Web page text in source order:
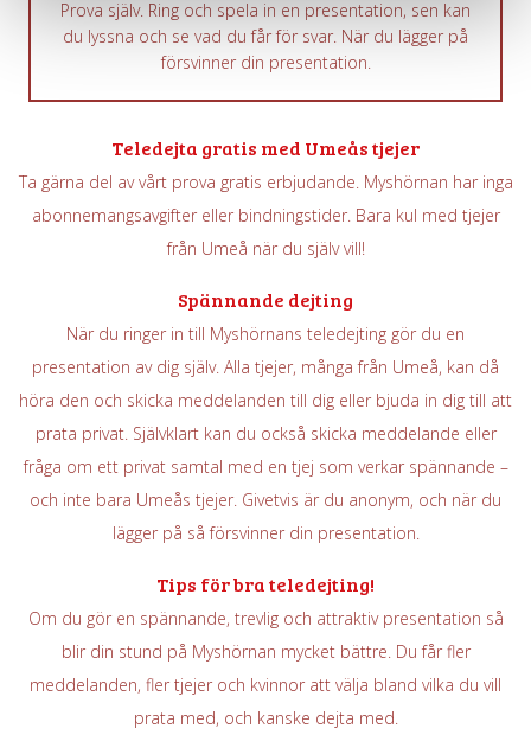
Prova själv. Ring och spela in en presentation, sen kan
du lyssna och se vad du får för svar. När du lägger på
försvinner din presentation.
Teledejta gratis med Umeås tjejer
Ta gärna del av vårt prova gratis erbjudande. Myshörnan har inga
abonnemangsavgifter eller bindningstider. Bara kul med tjejer
från Umeå när du själv vill!
Spännande dejting
När du ringer in till Myshörnans teledejting gör du en
presentation av dig själv. Alla tjejer, många från Umeå, kan då
höra den och skicka meddelanden till dig eller bjuda in dig till att
prata privat. Självklart kan du också skicka meddelande eller
fråga om ett privat samtal med en tjej som verkar spännande –
och inte bara Umeås tjejer. Givetvis är du anonym, och när du
lägger på så försvinner din presentation.
Tips för bra teledejting!
Om du gör en spännande, trevlig och attraktiv presentation så
blir din stund på Myshörnan mycket bättre. Du får fler
meddelanden, fler tjejer och kvinnor att välja bland vilka du vill
prata med, och kanske dejta med.